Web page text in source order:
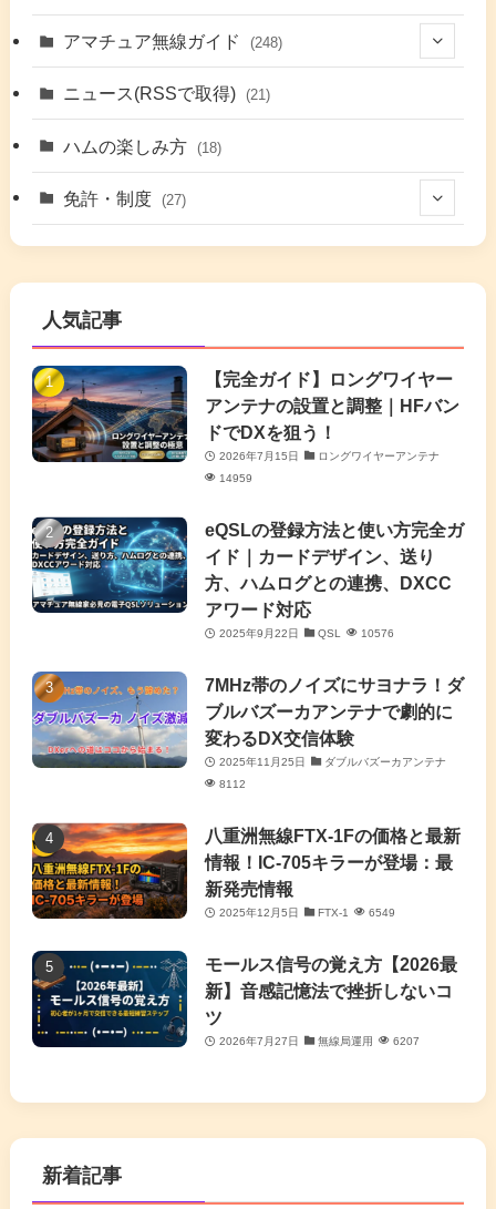
(9)
(17)
(6)
アマチュア無線ガイド (248)
(42)
(5)
(1)
(4)
(3)
(41)
(7) (7)
(16)
(7)
(6)
(63)
(7)
(5)
(4)
(2)
(5)
(11)
ニュース(RSSで取得) (21)
ハムの楽しみ方 (18)
免許・制度 (27)
(5)
(4)
(1)
人気記事
【完全ガイド】ロングワイヤー
アンテナの設置と調整｜HFバン
ドでDXを狙う！
2026年7月15日
ロングワイヤーアンテナ
14959
eQSLの登録方法と使い方完全ガ
イド｜カードデザイン、送り
方、ハムログとの連携、DXCC
アワード対応
2025年9月22日 QSL 10576
7MHz帯のノイズにサヨナラ！ダ
ブルバズーカアンテナで劇的に
変わるDX交信体験
2025年11月25日
ダブルバズーカアンテナ
8112
八重洲無線FTX-1Fの価格と最新
情報！IC-705キラーが登場：最
新発売情報
2025年12月5日 FTX-1 6549
モールス信号の覚え方【2026最
新】音感記憶法で挫折しないコ
ツ
2026年7月27日 無線局運用 6207
新着記事